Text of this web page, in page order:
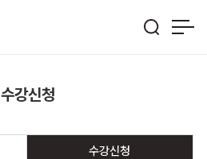
수강신청
수강신청